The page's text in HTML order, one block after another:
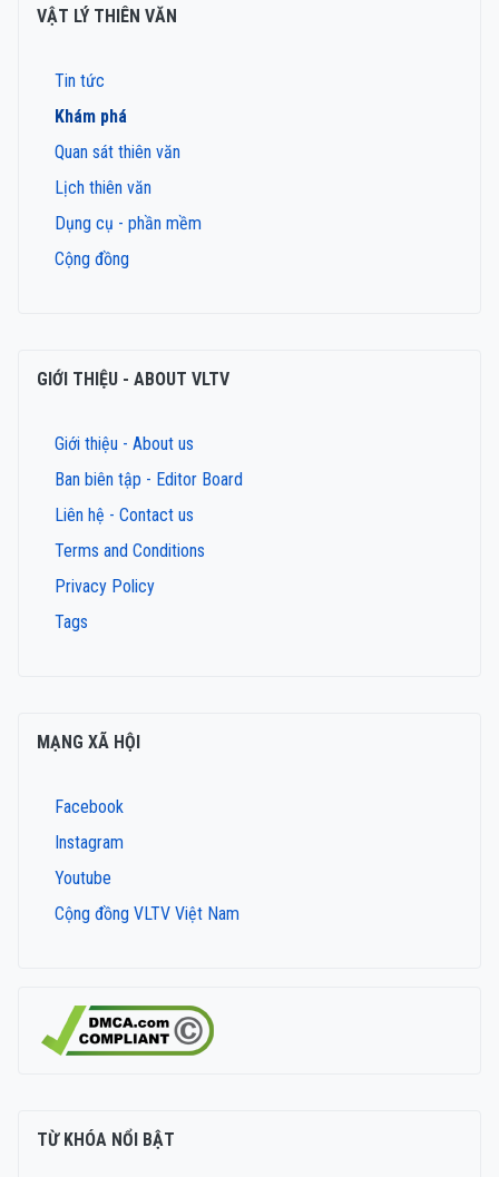
VẬT LÝ THIÊN VĂN
Tin tức
Khám phá
Quan sát thiên văn
Lịch thiên văn
Dụng cụ - phần mềm
Cộng đồng
GIỚI THIỆU - ABOUT VLTV
Giới thiệu - About us
Ban biên tập - Editor Board
Liên hệ - Contact us
Terms and Conditions
Privacy Policy
Tags
MẠNG XÃ HỘI
Facebook
Instagram
Youtube
Cộng đồng VLTV Việt Nam
TỪ KHÓA NỔI BẬT